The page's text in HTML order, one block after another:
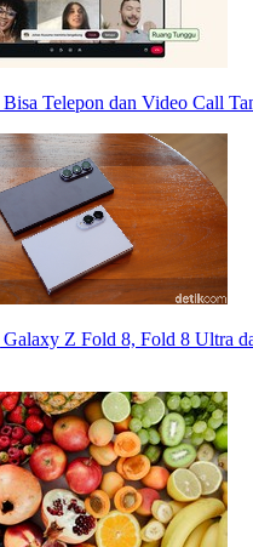
Telepon dan Video Call
Galaxy Z Fold 8, Fold 8 Ultra